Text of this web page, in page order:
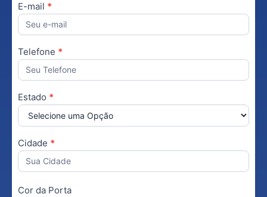
E-mail *
Telefone *
Estado *
Cidade *
Cor da Porta